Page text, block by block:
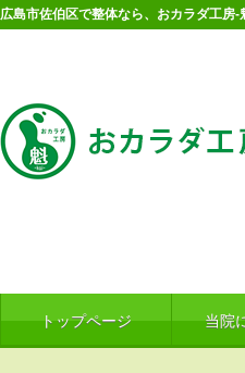
広島市佐伯区で整体なら、おカラダ工房
トップページ 当院